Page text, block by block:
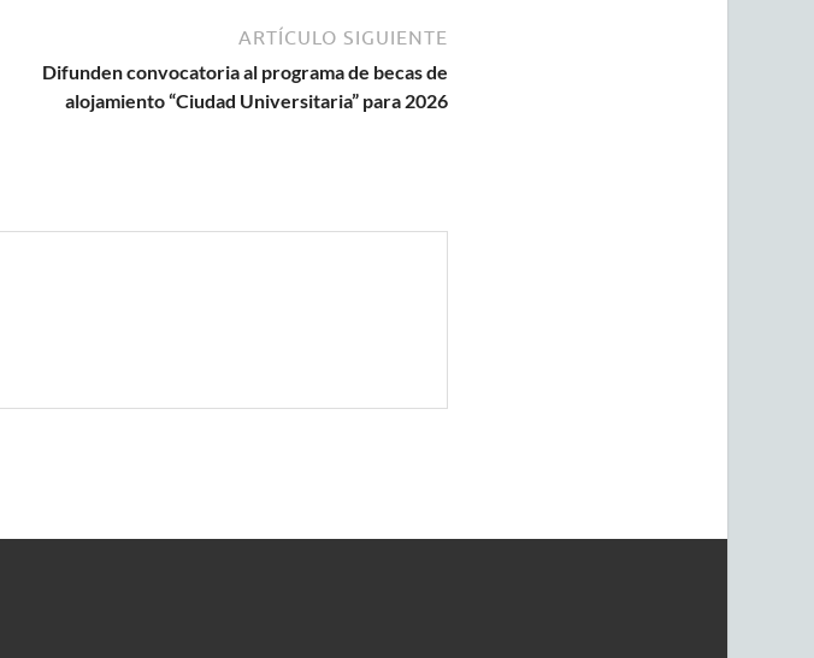
ARTÍCULO SIGUIENTE
Difunden convocatoria al programa de becas de
alojamiento “Ciudad Universitaria” para 2026